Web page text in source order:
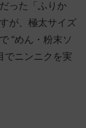
った「ふりか
が、極太サイズ
“めん・粉末ソ
でニンニクを実